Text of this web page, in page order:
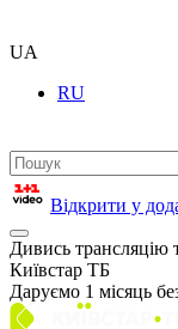
UA
RU
Відкрити у
Дивись трансляцію
Київстар ТБ
Даруємо 1 місяць